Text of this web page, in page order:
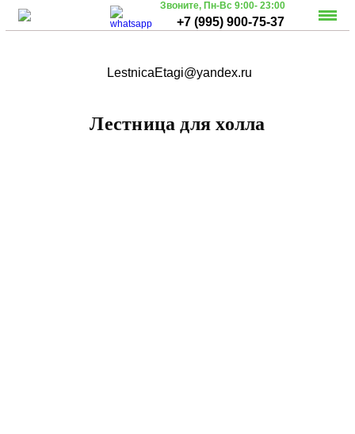
Звоните, Пн-Вс 9:00- 23:00
+7 (995) 900-75-37
LestnicaEtagi@yandex.ru
Лестница для холла